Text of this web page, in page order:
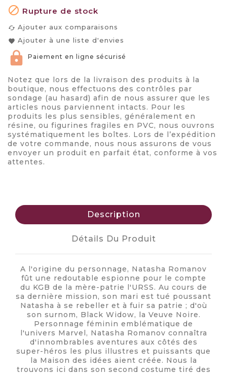
 Rupture de stock
cached Ajouter aux comparaisons
favorite Ajouter à une liste d'envies
Paiement en ligne sécurisé
Notez que lors de la livraison des produits à la
boutique, nous effectuons des contrôles par
sondage (au hasard) afin de nous assurer que les
articles nous parviennent intacts. Pour les
produits les plus sensibles, généralement en
résine, ou figurines fragiles en PVC, nous ouvrons
systématiquement les boîtes. Lors de l’expédition
de votre commande, nous nous assurons de vous
envoyer un produit en parfait état, conforme à vos
attentes.
Description
Détails Du Produit
A l'origine du personnage, Natasha Romanov
fût une redoutable espionne pour le compte
du KGB de la mère-patrie l'URSS. Au cours de
sa dernière mission, son mari est tué poussant
Natasha à se rebeller et à fuir sa patrie ; d'où
son surnom, Black Widow, la Veuve Noire.
Personnage féminin emblématique de
l'univers Marvel, Natasha Romanov connaîtra
d'innombrables aventures aux côtés des
super-héros les plus illustres et puissants que
la Maison des idées aient créée. Nous la
trouvons ici dans son second costume tiré des